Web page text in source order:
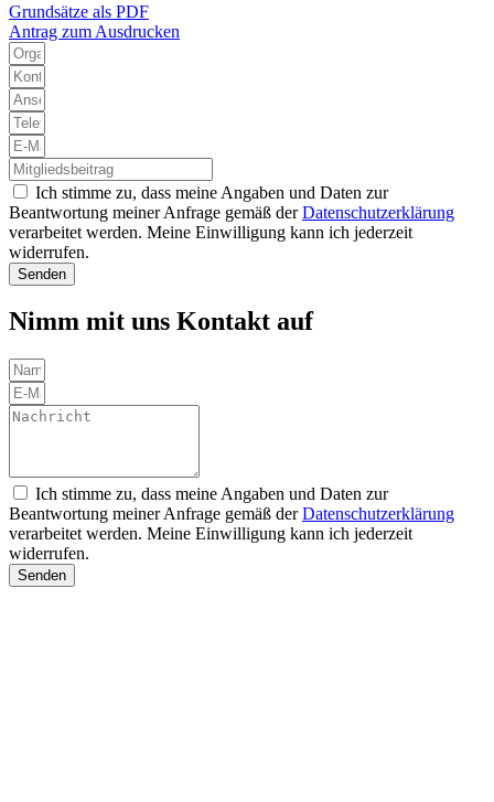
Grundsätze als PDF
Antrag zum Ausdrucken
Ich stimme zu, dass meine Angaben und Daten zur
Beantwortung meiner Anfrage gemäß derDatenschutzerklärung
verarbeitet werden. Meine Einwilligung kann ich jederzeit
widerrufen.
Senden
Nimm mit uns Kontakt auf
Ich stimme zu, dass meine Angaben und Daten zur
Beantwortung meiner Anfrage gemäß derDatenschutzerklärung
verarbeitet werden. Meine Einwilligung kann ich jederzeit
widerrufen.
Senden